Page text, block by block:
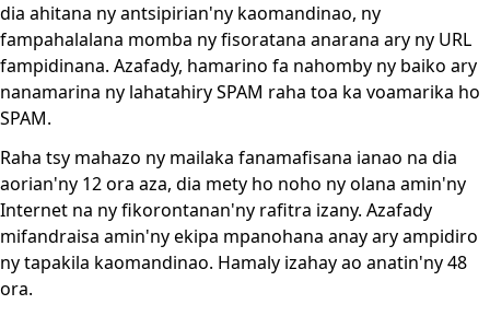
dia ahitana ny antsipirian'ny kaomandinao, ny
fampahalalana momba ny fisoratana anarana ary ny URL
fampidinana. Azafady, hamarino fa nahomby ny baiko ary
nanamarina ny lahatahiry SPAM raha toa ka voamarika ho
SPAM.
Raha tsy mahazo ny mailaka fanamafisana ianao na dia
aorian'ny 12 ora aza, dia mety ho noho ny olana amin'ny
Internet na ny fikorontanan'ny rafitra izany. Azafady
mifandraisa amin'ny ekipa mpanohana anay ary ampidiro
ny tapakila kaomandinao. Hamaly izahay ao anatin'ny 48
ora.